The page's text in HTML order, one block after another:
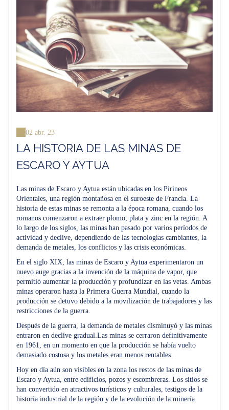
02 abr. 23
LA HISTORIA DE LAS MINAS DE
ESCARO Y AYTUA
Las minas de Escaro y Aytua están ubicadas en los Pirineos
Orientales, una región montañosa en el suroeste de Francia. La
historia de estas minas se remonta a la época romana, cuando los
romanos comenzaron a extraer plomo, plata y zinc en la región. A
lo largo de los siglos, las minas han pasado por varios períodos de
actividad y declive, dependiendo de las tecnologías cambiantes, la
demanda de metales, los conflictos y las crisis económicas.
En el siglo XIX, las minas de Escaro y Aytua experimentaron un
nuevo auge gracias a la invención de la máquina de vapor, que
permitió aumentar la producción y profundizar en las vetas. Ambas
minas operaron hasta la Primera Guerra Mundial, cuando la
producción se detuvo debido a la movilización de trabajadores y las
restricciones de la guerra.
Después de la guerra, la demanda de metales disminuyó y las minas
entraron en declive gradual.Las minas se cerraron definitivamente
en 1961, en un momento en que la producción se había vuelto
demasiado costosa y los metales eran menos rentables.
Hoy en día aún son visibles en la zona los restos de las minas de
Escaro y Aytua, entre edificios, pozos y escombreras. Los sitios se
han convertido en atractivos turísticos y culturales, testigos de la
historia industrial de la región y de la evolución de la minería.